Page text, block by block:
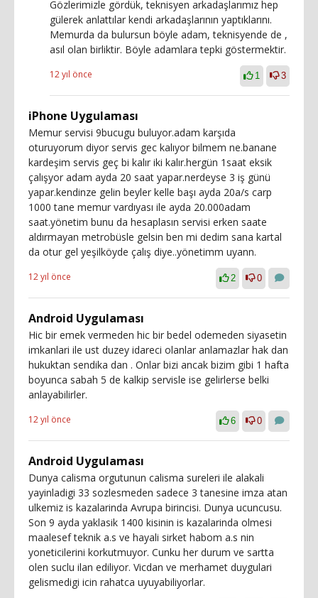
Gözlerimizle gördük, teknisyen arkadaşlarımız hep
gülerek anlattılar kendi arkadaşlarının yaptıklarını.
Memurda da bulursun böyle adam, teknisyende de ,
asıl olan birliktir. Böyle adamlara tepki göstermektir.
12 yıl önce 1 3
iPhone Uygulaması
Memur servisi 9bucugu buluyor.adam karşıda
oturuyorum diyor servis gec kalıyor bilmem ne.banane
kardeşim servis geç bi kalır iki kalır.hergün 1saat eksik
çalışyor adam ayda 20 saat yapar.nerdeyse 3 iş günü
yapar.kendinze gelin beyler kelle başı ayda 20a/s carp
1000 tane memur vardıyası ile ayda 20.000adam
saat.yönetim bunu da hesaplasın servisi erken saate
aldırmayan metrobüsle gelsin ben mi dedim sana kartal
da otur gel yeşilköyde çalış diye..yönetimm uyann.
12 yıl önce 2 0
Android Uygulaması
Hic bir emek vermeden hic bir bedel odemeden siyasetin
imkanlari ile ust duzey idareci olanlar anlamazlar hak dan
hukuktan sendika dan . Onlar bizi ancak bizim gibi 1 hafta
boyunca sabah 5 de kalkip servisle ise gelirlerse belki
anlayabilirler.
12 yıl önce 6 0
Android Uygulaması
Dunya calisma orgutunun calisma sureleri ile alakali
yayinladigi 33 sozlesmeden sadece 3 tanesine imza atan
ulkemiz is kazalarinda Avrupa birincisi. Dunya ucuncusu.
Son 9 ayda yaklasik 1400 kisinin is kazalarinda olmesi
maalesef teknik a.s ve hayali sirket habom a.s nin
yoneticilerini korkutmuyor. Cunku her durum ve sartta
olen suclu ilan ediliyor. Vicdan ve merhamet duygulari
gelismedigi icin rahatca uyuyabiliyorlar.